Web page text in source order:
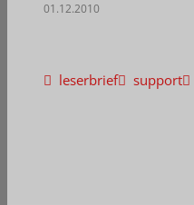
01.12.2010
leserbrief support